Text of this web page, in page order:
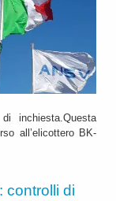
inchiesta.Questa
all’elicottero BK-
controlli di